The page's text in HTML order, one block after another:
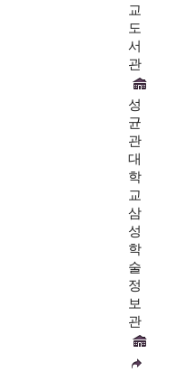
교
도
서
관
성
균
관
대
학
교
삼
성
학
술
정
보
관